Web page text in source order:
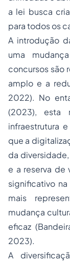
a lei busca
para todos os
A introdução
uma
concursos são
amplo e a
2022). No
(2023), esta
infraestrutura
que a
da
e a reserva de
significativo
mais
mudança
eficaz
2023).
A